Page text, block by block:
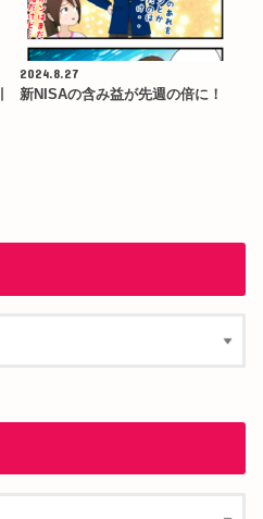
2024.8.27
新NISAの含み益が先週の倍に！